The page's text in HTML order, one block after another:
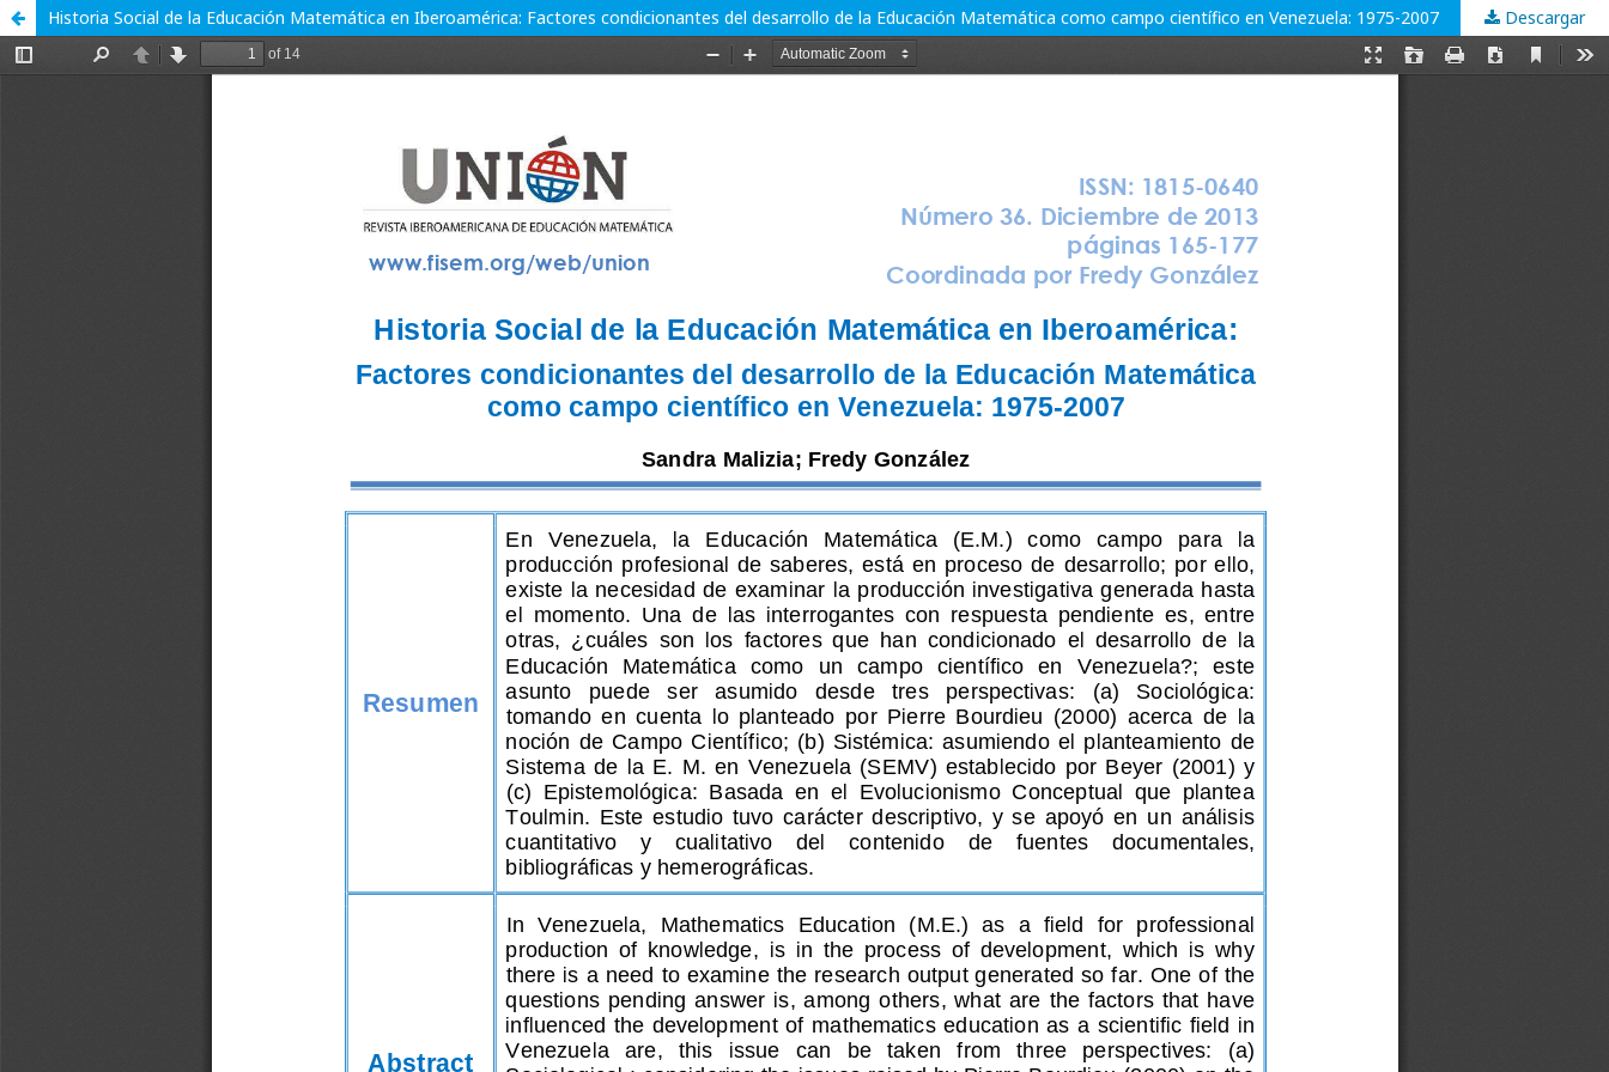
Historia Social de la Educación Matemática en Iberoamérica: Factores condicionantes del desarrollo de la Educación Matemática como campo científico en Venezuela: 1975-2007 Descargar